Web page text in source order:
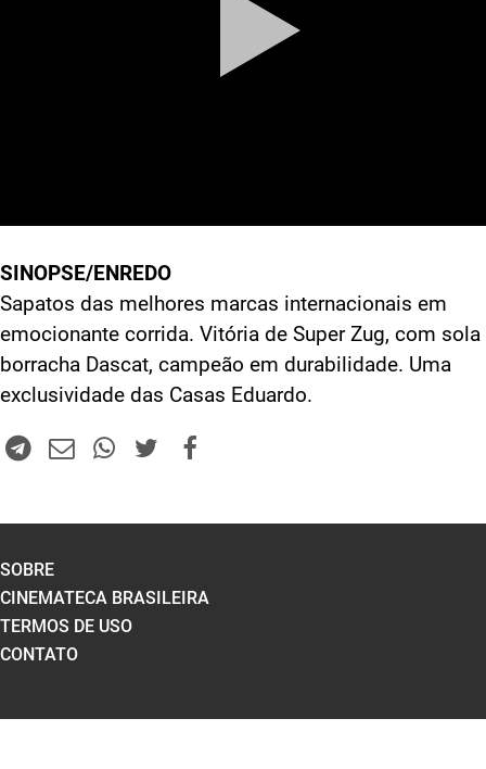
SINOPSE/ENREDO
Sapatos das melhores marcas internacionais em
emocionante corrida. Vitória de Super Zug, com sola
borracha Dascat, campeão em durabilidade. Uma
exclusividade das Casas Eduardo.
SOBRE
CINEMATECA BRASILEIRA
TERMOS DE USO
CONTATO